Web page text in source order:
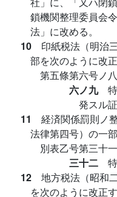
鎖機関整理委員会
法」に改める。
10 印紙税法（明治
部を次のように改正
第五條第六号ノ
六ノ九
発スル
11 経済関係罰則ノ
法律第四号）の一
別表乙号第三十
三十二
12 地方税法（昭和
を次のように改正す